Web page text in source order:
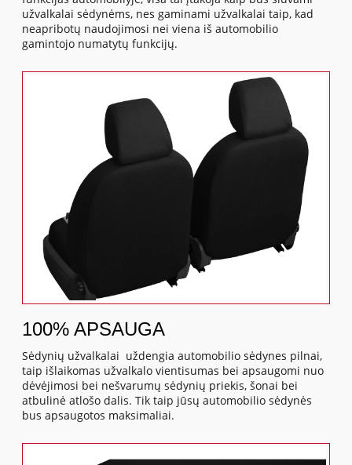
užvalkalai sėdynėms, nes gaminami užvalkalai taip, kad
neapribotų naudojimosi nei viena iš automobilio
gamintojo numatytų funkcijų.
100% APSAUGA
Sėdynių užvalkalai uždengia automobilio sėdynes pilnai,
taip išlaikomas užvalkalo vientisumas bei apsaugomi nuo
dėvėjimosi bei nešvarumų sėdynių priekis, šonai bei
atbulinė atlošo dalis. Tik taip jūsų automobilio sėdynės
bus apsaugotos maksimaliai.